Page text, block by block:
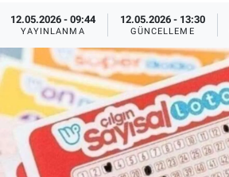
12.05.2026 - 09:44
YAYINLANMA
12.05.2026 - 13:30
GÜNCELLEME
Kültür Sanat
Sağlık
TEKNOLOJİ
Dünya
Son Dakika Haberleri
Haber Arşivi